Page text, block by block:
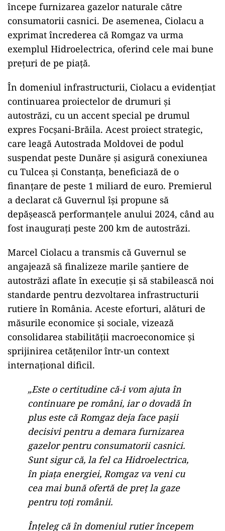
începe furnizarea gazelor naturale către
consumatorii casnici. De asemenea, Ciolacu a
exprimat încrederea că Romgaz va urma
exemplul Hidroelectrica, oferind cele mai bune
prețuri de pe piață.
În domeniul infrastructurii, Ciolacu a evidențiat
continuarea proiectelor de drumuri și
autostrăzi, cu un accent special pe drumul
expres Focșani-Brăila. Acest proiect strategic,
care leagă Autostrada Moldovei de podul
suspendat peste Dunăre și asigură conexiunea
cu Tulcea și Constanța, beneficiază de o
finanțare de peste 1 miliard de euro. Premierul
a declarat că Guvernul își propune să
depășească performanțele anului 2024, când au
fost inaugurați peste 200 km de autostrăzi.
Marcel Ciolacu a transmis că Guvernul se
angajează să finalizeze marile șantiere de
autostrăzi aflate în execuție și să stabilească noi
standarde pentru dezvoltarea infrastructurii
rutiere în România. Aceste eforturi, alături de
măsurile economice și sociale, vizează
consolidarea stabilității macroeconomice și
sprijinirea cetățenilor într-un context
internațional dificil.
„Este o certitudine că-i vom ajuta în
continuare pe români, iar o dovadă în
plus este că Romgaz deja face pașii
decisivi pentru a demara furnizarea
gazelor pentru consumatorii casnici.
Sunt sigur că, la fel ca Hidroelectrica,
în piața energiei, Romgaz va veni cu
cea mai bună ofertă de preț la gaze
pentru toți românii.
Înțeleg că în domeniul rutier începem